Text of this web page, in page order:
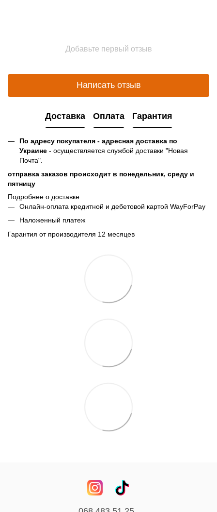
Добавьте первый отзыв
Написать отзыв
Доставка Оплата Гарантия
По адресу покупателя - адресная доставка по
Украине - осуществляется службой доставки "Новая
Почта".
отправка заказов происходит в понедельник, среду и
пятницу
Подробнее о доставке
Онлайн-оплата кредитной и дебетовой картой WayForPay
Наложенный платеж
Гарантия от производителя 12 месяцев